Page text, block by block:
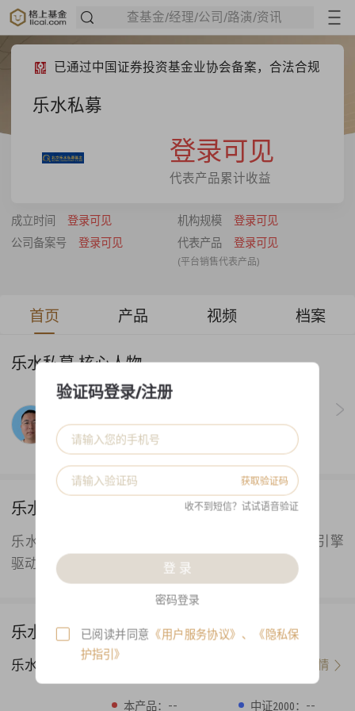
查基金/经理/公司/路演/资讯
已通过中国证券投资基金业协会备案，合法合规
乐水私募
登录可见
代表产品累计收益
成立时间 登录可见 机构规模
登录可见
公司备案号
登录可见 代表产品 登录可见
(平台销售代表产品)
首页 产品 视频 档案
乐水私募 核心人物
从业年限: 9年
乐水私募 公司简介
乐水私募是一家以高频数据为基础，技术和算法双引擎
驱动的高频量化类私募基金。
乐水私募 代表产品
乐水小波增强五号 查看详情
本产品： -- 中证2000： --
验证码登录/注册
获取验证码
收不到短信？试试语音验证
登 录
密码登录
已阅读并同意 《用户服务协议》 、
《隐私保
护指引》